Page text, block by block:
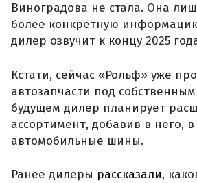
Виноградова не стала. Она
более конкретную
дилер озвучит к концу 2025
Кстати, сейчас «Рольф» уже
автозапчасти под
будущем дилер планирует
ассортимент, добавив в него,
автомобильные шины.
Ранее дилеры рассказали,